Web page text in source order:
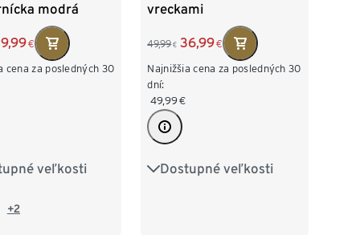
modrá
€
cena za posledných 30
veľkosti
S M L XL
+2
vreckami
49,99 € 36,99€
Najnižšia cena za posledných 30
dní:
49,99€
Dostupné veľkosti
36 38 40 42